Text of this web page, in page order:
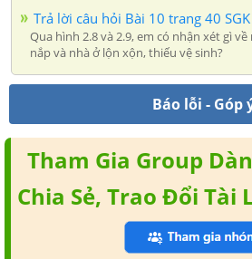
Trả lời câu hỏi Bài 10 trang 40
Qua hình 2.8 và 2.9, em có nhận xét gì về
nắp và nhà ở lộn xộn, thiếu vệ sinh?
Báo lỗi - Góp
Tham Gia Group
Chia Sẻ, Trao Đổi Tài